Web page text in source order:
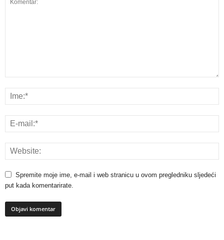
Spremite moje ime, e-mail i web stranicu u ovom pregledniku sljedeći
put kada komentarirate.